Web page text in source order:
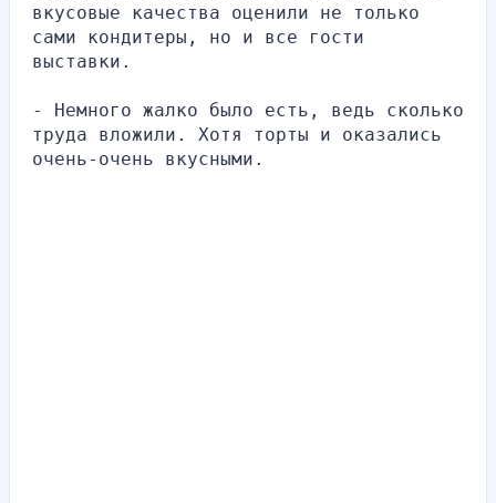
вкусовые качества оценили не только
сами кондитеры, но и все гости
выставки.
- Немного жалко было есть, ведь сколько
труда вложили. Хотя торты и оказались
очень-очень вкусными.